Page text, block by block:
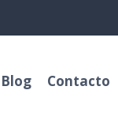
Blog Contacto